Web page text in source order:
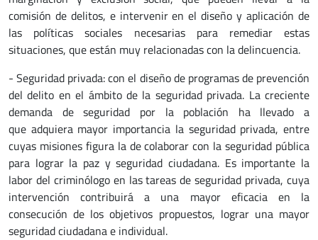
comisión de delitos, e intervenir en el diseño y aplicación de
las políticas sociales necesarias para remediar estas
situaciones, que están muy relacionadas con la delincuencia.
- Seguridad privada: con el diseño de programas de prevención
del delito en el ámbito de la seguridad privada. La creciente
demanda de seguridad por la población ha llevado a
que adquiera mayor importancia la seguridad privada, entre
cuyas misiones figura la de colaborar con la seguridad pública
para lograr la paz y seguridad ciudadana. Es importante la
labor del criminólogo en las tareas de seguridad privada, cuya
intervención contribuirá a una mayor eficacia en la
consecución de los objetivos propuestos, lograr una mayor
seguridad ciudadana e individual.